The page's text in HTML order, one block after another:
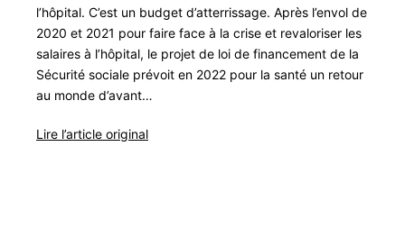
l’hôpital. C’est un budget d’atterrissage. Après l’envol de
2020 et 2021 pour faire face à la crise et revaloriser les
salaires à l’hôpital, le projet de loi de financement de la
Sécurité sociale prévoit en 2022 pour la santé un retour
au monde d’avant…
Lire l’article original